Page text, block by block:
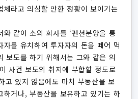
체라고 의심할 만한 정황이 보이기는
같이 소외 회사를 ‘펜션분양을 통
를 유치하여 투자자의 돈을 떼어 먹
보도를 하기 위해서는 그와 같은 의
사건 보도의 취지에 부합할 정도로
고 있지 않음에도 마치 부동산을 보
하거나, 부동산을 보유하고 있기는 하